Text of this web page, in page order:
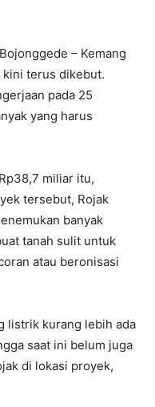
– Kemang
kini terus dikebut.
pada 25
yang harus
miliar itu,
tersebut, Rojak
banyak
tanah sulit untuk
atau beronisasi
listrik kurang lebih ada
saat ini belum juga
di lokasi proyek,